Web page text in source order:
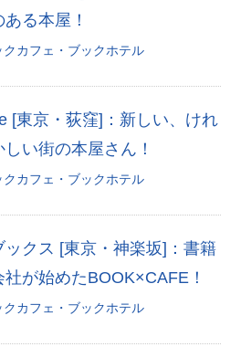
る本屋！
クカフェ・ブックホテル
[東京・荻窪]：新しい、けれ
しい街の本屋さん！
クカフェ・ブックホテル
ックス [東京・神楽坂]：書籍
が始めたBOOK×CAFE！
クカフェ・ブックホテル